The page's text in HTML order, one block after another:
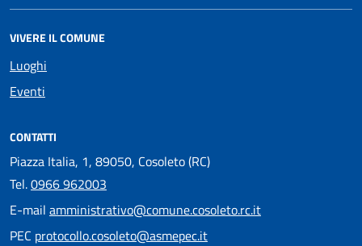
VIVERE IL COMUNE
Luoghi
Eventi
CONTATTI
Piazza Italia, 1, 89050, Cosoleto (RC)
Tel.0966 962003
E-mail amministrativo@comune.cosoleto.rc.it
PEC protocollo.cosoleto@asmepec.it